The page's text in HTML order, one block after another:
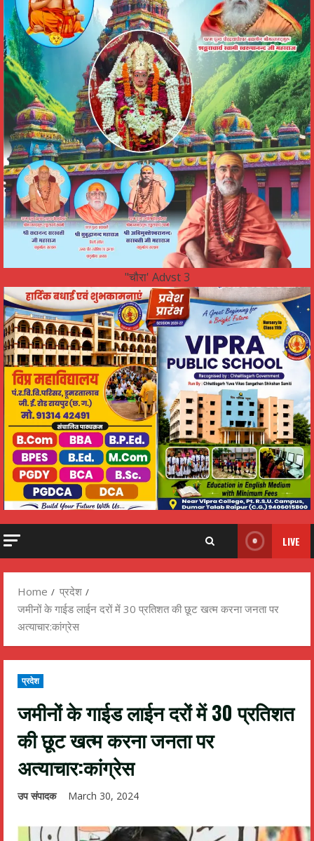
"चौरा' Advst 3
LIVE
Home
प्रदेश
जमीनों के गाईड लाईन दरों में 30 प्रतिशत की छूट खत्म करना जनता पर
अत्याचार:कांग्रेस
प्रदेश
जमीनों के गाईड लाईन दरों में 30 प्रतिशत
की छूट खत्म करना जनता पर
अत्याचार:कांग्रेस
उप संपादक March 30, 2024